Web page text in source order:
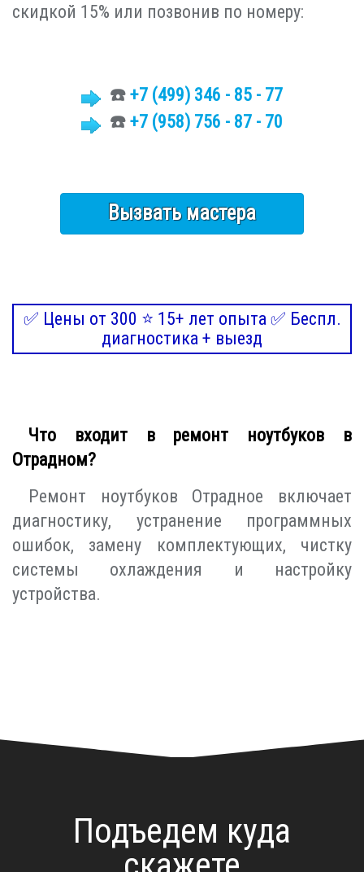
скидкой 15% или позвонив по номеру:
☎️ +7 (499) 346 - 85 - 77
☎️ +7 (958) 756 - 87 - 70
Вызвать мастера
✅ Цены от 300 ⭐ 15+ лет опыта ✅ Беспл.
диагностика + выезд
Что входит в ремонт ноутбуков в
Отрадном?
Ремонт ноутбуков Отрадное включает
диагностику, устранение программных
ошибок, замену комплектующих, чистку
системы охлаждения и настройку
устройства.
Подъедем куда